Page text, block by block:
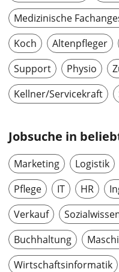
Medizinische
Koch
Altenpfleger
Support
Physio
Kellner/Servicekraft
Jobsuche in
Marketing Logistik
Pflege
IT HR
Verkauf
Buchhaltung
Wirtschaftsinformatik